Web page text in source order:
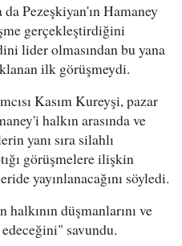
da Pezeşkiyan'ın Hamaney
gerçekleştirdiğini
lider olmasından bu yana
ilk görüşmeydi.
Kasım Kureyşi, pazar
halkın arasında ve
yanı sıra silahlı
görüşmelere ilişkin
yayınlanacağını söyledi.
düşmanlarını ve
savundu.